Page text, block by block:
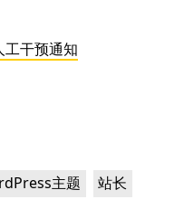
干预通知
主题 ，
站长